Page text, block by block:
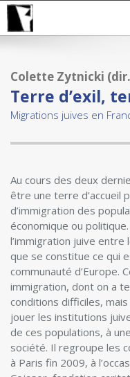
Colette Zytnicki
Terre d’exil,
Migrations juives en
Au cours des deux
être une terre d’accueil
d’immigration des
économique ou
l’immigration juive
que se constitue ce qui
communauté d’Europe.
immigration, dont on a
conditions difficiles,
jouer les institutions
de ces populations, à
société. Il regroupe les
à Paris fin 2009, à